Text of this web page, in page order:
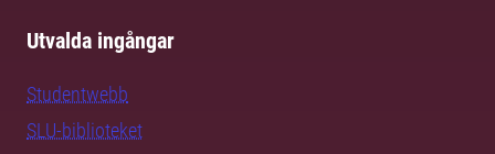
Utvalda ingångar
Studentwebb
SLU-biblioteket